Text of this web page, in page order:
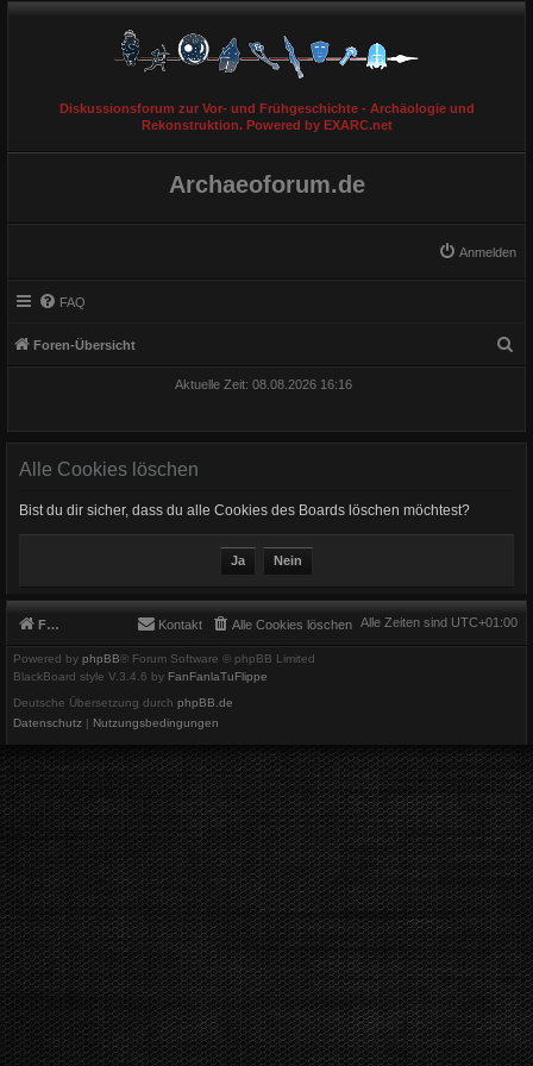
Diskussionsforum zur Vor- und Frühgeschichte - Archäologie und
Rekonstruktion. Powered by EXARC.net
Archaeoforum.de
Anmelden
FAQ
Foren-Übersicht
Aktuelle Zeit: 08.08.2026 16:16
Alle Cookies löschen
Bist du dir sicher, dass du alle Cookies des Boards löschen möchtest?
Foren-Übersicht Alle Zeiten sind UTC+01:00
Alle Cookies löschen
Kontakt
Powered by phpBB® Forum Software © phpBB Limited
BlackBoard style V.3.4.6 by FanFanlaTuFlippe
Deutsche Übersetzung durch phpBB.de
Datenschutz | Nutzungsbedingungen